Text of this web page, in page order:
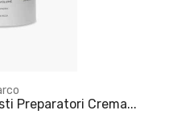
Preparatori Crema...